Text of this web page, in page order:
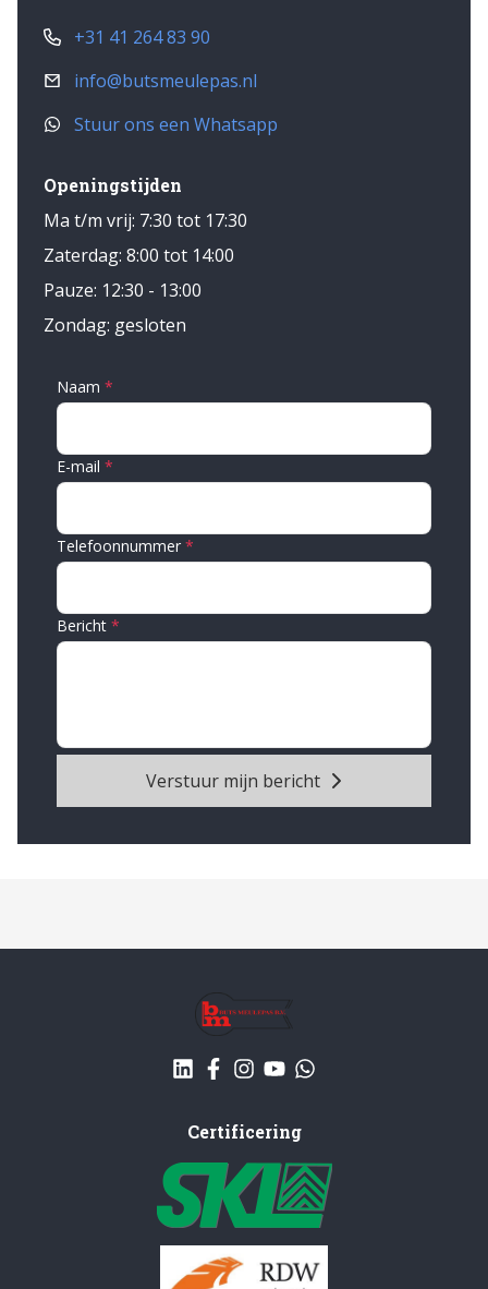
+31 41 264 83 90
info@butsmeulepas.nl
Stuur ons een Whatsapp
Openingstijden
Ma t/m vrij: 7:30 tot 17:30
Zaterdag: 8:00 tot 14:00
Pauze: 12:30 - 13:00
Zondag: gesloten
Naam
E-mail
Telefoonnummer
Bericht
Verstuur mijn bericht
Certificering